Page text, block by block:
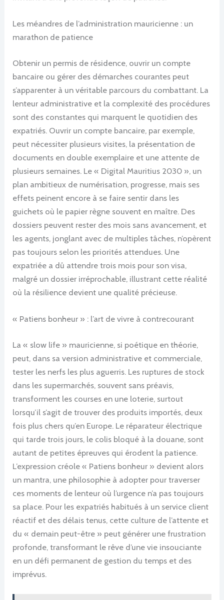
Les méandres de l’administration mauricienne : un
marathon de patience
Obtenir un permis de résidence, ouvrir un compte
bancaire ou gérer des démarches courantes peut
s’apparenter à un véritable parcours du combattant. La
lenteur administrative et la complexité des procédures
sont des constantes qui marquent le quotidien des
expatriés. Ouvrir un compte bancaire, par exemple,
peut nécessiter plusieurs visites, la présentation de
documents en double exemplaire et une attente de
plusieurs semaines. Le « Digital Mauritius 2030 », un
plan ambitieux de numérisation, progresse, mais ses
effets peinent encore à se faire sentir dans les
guichets où le papier règne souvent en maître. Des
dossiers peuvent rester des mois sans avancement, et
les agents, jonglant avec de multiples tâches, n’opèrent
pas toujours selon les priorités attendues. Une
expatriée a dû attendre trois mois pour son visa,
malgré un dossier irréprochable, illustrant cette réalité
où la résilience devient une qualité précieuse.
« Patiens bonheur » : l’art de vivre à contrecourant
La « slow life » mauricienne, si poétique en théorie,
peut, dans sa version administrative et commerciale,
tester les nerfs les plus aguerris. Les ruptures de stock
dans les supermarchés, souvent sans préavis,
transforment les courses en une loterie, surtout
lorsqu’il s’agit de trouver des produits importés, deux
fois plus chers qu’en Europe. Le réparateur électrique
qui tarde trois jours, le colis bloqué à la douane, sont
autant de petites épreuves qui érodent la patience.
L’expression créole « Patiens bonheur » devient alors
un mantra, une philosophie à adopter pour traverser
ces moments de lenteur où l’urgence n’a pas toujours
sa place. Pour les expatriés habitués à un service client
réactif et des délais tenus, cette culture de l’attente et
du « demain peut-être » peut générer une frustration
profonde, transformant le rêve d’une vie insouciante
en un défi permanent de gestion du temps et des
imprévus.